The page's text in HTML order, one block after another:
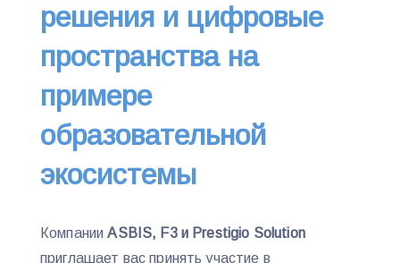
решения и цифровые
пространства на
примере
образовательной
экосистемы
КомпанииASBIS, F3 и Prestigio Solution
приглашает вас принять участие в